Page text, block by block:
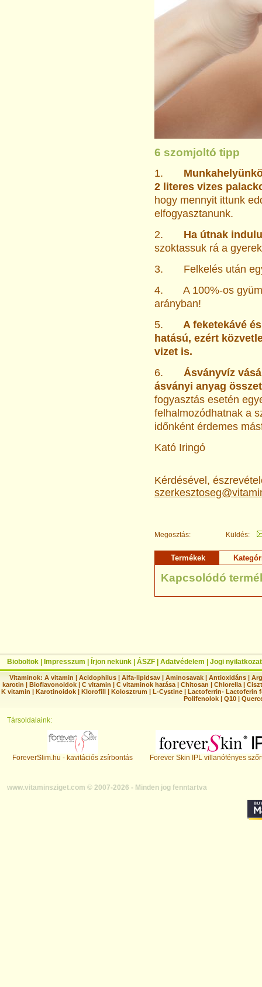
6 szomjoltó tipp
1.
2 literes vizes
hogy mennyit ittunk
elfogyasztanunk.
2. Ha útnak
szoktassuk rá a
3. Felkelés után
4. A 100%-os
arányban!
5.
A feketekávé
hatású, ezért
vizet is.
6. Ásványvíz
ásványi anyag
fogyasztás esetén
felhalmozódhatnak a
időnként érdemes
Kató Iringó
Kérdésével,
Megosztás: Küldés:
Termékek
Kapcsolódó
Bioboltok Impresszum Írjon nekünk ÁSZF Adatvédelem Jogi nyilatkozat
Vitaminok: A vitamin |Acidophilus |Alfa-lipidsav |Aminosavak |Antioxidáns |
karotin | Bioflavonoidok | C vitamin | C vitaminok hatása | Chitosan | Chlorella |
K vitamin | Karotinoidok | Klorofill | Kolosztrum | L-Cystine | Lactoferrin- Lactoferin
Polifenolok |Q10 |
Társoldalaink:
ForeverSlim.hu - kavitációs zsírbontás Forever Skin IPL villanófényes
www.vitaminsziget.com © 2007-2026 - Minden jog fenntartva